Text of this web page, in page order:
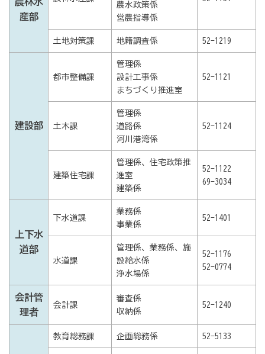
産部
農水政策係
営農指導係
土地対策課 地籍調査係 52-1219
建設部
都市整備課
管理係
設計工事係
まちづくり推進室
52-1121
土木課
管理係
道路係
河川港湾係
52-1124
建築住宅課
管理係、 住宅政策推
進室
建築係
52-1122
69-3034
上下水
道部
下水道課
業務係
事業係
52-1401
水道課
管理係、業務係、施
設給水係
浄水場係
52-1176
52-0774
会計管
理者
会計課
審査係
収納係
52-1240
教育総務課 企画総務係 52-5133